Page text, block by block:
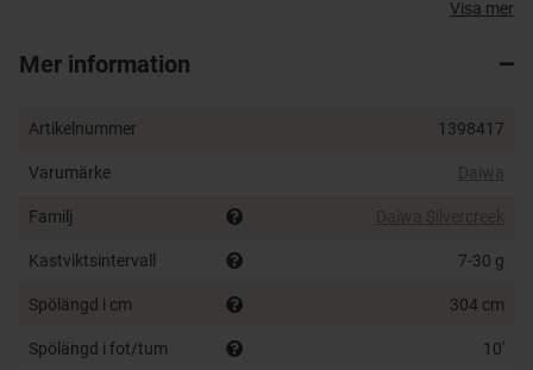
High quality carbon blanks and featured with top of
All models have full cork handle, rubberised butt cap
and supplied in protective neoprene rod bag.
High quality carbon blank
Seaguide guides
Full cork handle
Neoprene rod bag
Visa mer
Mer information
Artikelnummer 1398417
Varumärke Daiwa
Familj Daiwa Silvercreek
Kastviktsintervall 7-30 g
Spölängd i cm 304 cm
Spölängd i fot/tum 10'